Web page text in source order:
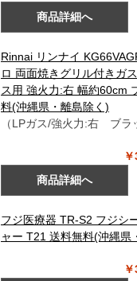
商品詳細へ
Rinnai リンナイ
ロ 両面焼きグリル付きガ
ス用 強火力:右 幅約60cm
料(沖縄県・離島除く)
（LPガス/強火力:右 ブラ
商品詳細へ
フジ医療器 TR-S2 フジシ
ャー T21 送料無料(沖縄県